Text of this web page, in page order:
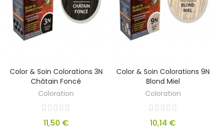
Color & Soin Colorations 3N
Châtain Foncé
Coloration
11,50 €
Color & Soin Colorations 9N
Blond Miel
Coloration
10,14 €